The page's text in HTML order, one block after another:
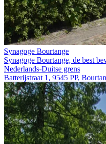
Synagoge Bourtange
Synagoge Bourtange, de best
Nederlands-Duitse grens
Batterijstraat 1, 9545 PP,